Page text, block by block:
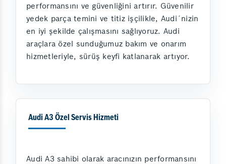
performansını ve güvenliğini artırır. Güvenilir
yedek parça temini ve titiz işçilikle, Audi´nizin
en iyi şekilde çalışmasını sağlıyoruz. Audi
araçlara özel sunduğumuz bakım ve onarım
hizmetleriyle, sürüş keyfi katlanarak artıyor.
Audi A3 Özel Servis Hizmeti
Audi A3 sahibi olarak aracınızın performansını